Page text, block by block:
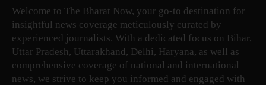
Welcome to The Bharat Now, your go-to destination for
insightful news coverage meticulously curated by
experienced journalists. With a dedicated focus on Bihar,
Uttar Pradesh, Uttarakhand, Delhi, Haryana, as well as
comprehensive coverage of national and international
news, we strive to keep you informed and engaged with